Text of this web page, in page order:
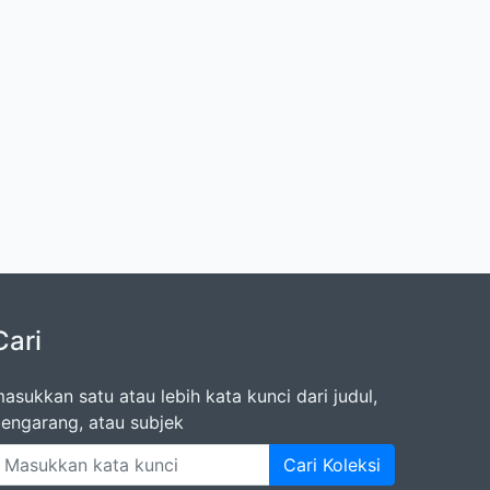
satu atau lebih kata kunci dari judul,
atau subjek
Cari Koleksi